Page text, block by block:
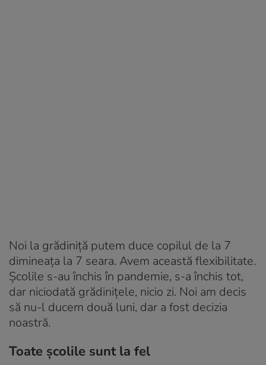
Noi la grădiniță putem duce copilul de la 7
dimineața la 7 seara. Avem această flexibilitate.
Școlile s-au închis în pandemie, s-a închis tot,
dar niciodată grădinițele, nicio zi. Noi am decis
să nu-l ducem două luni, dar a fost decizia
noastră.
Toate școlile sunt la fel